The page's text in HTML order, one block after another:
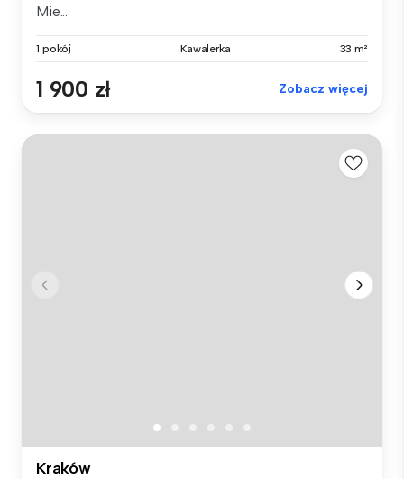
Mie...
1 pokój Kawalerka 33 m²
1 900 zł Zobacz więcej
Kraków